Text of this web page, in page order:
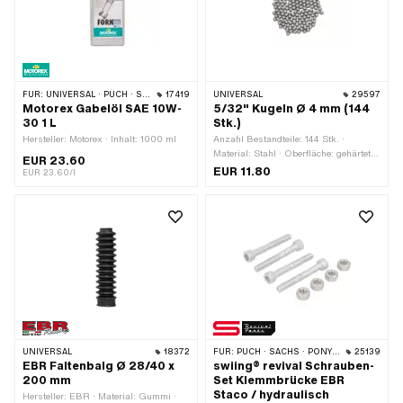
FÜR: UNIVERSAL · PUCH · SACHS · PONY / CILO (BETA 521 & 512) · PIAGGIO · ZÜNDAPP BELMONDO · TOMOS · BYE BIKE · HONDA · HERCULES · PEUGEOT 17419
Motorex Gabelöl SAE 10W-
30 1 L
Hersteller: Motorex · Inhalt: 1000 ml
EUR 23.60
EUR 23.60/l
UNIVERSAL 29597
5/32" Kugeln Ø 4 mm (144
Stk.)
Anzahl Bestandteile: 144 Stk. ·
Material: Stahl · Oberfläche: gehärtet
& geschliffen · Ø Kugel [Zoll] / [mm]:
EUR 11.80
UNIVERSAL 18372
EBR Faltenbalg Ø 28/40 x
200 mm
Hersteller: EBR · Material: Gummi ·
FÜR: PUCH · SACHS · PONY / CILO (BETA 521 & 512) 25139
swiing® revival Schrauben-
Set Klemmbrücke EBR
Staco / hydraulisch